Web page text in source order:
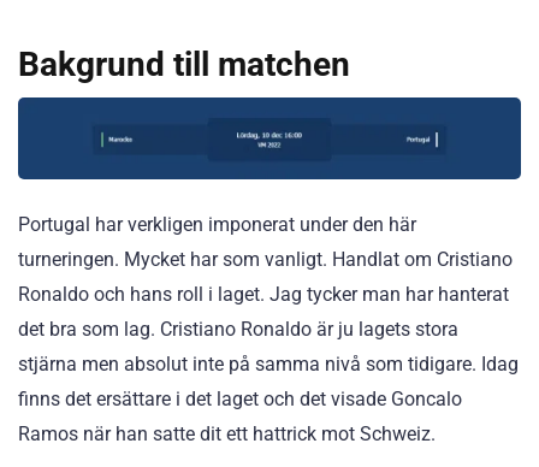
Bakgrund till matchen
Portugal har verkligen imponerat under den här
turneringen. Mycket har som vanligt. Handlat om Cristiano
Ronaldo och hans roll i laget. Jag tycker man har hanterat
det bra som lag. Cristiano Ronaldo är ju lagets stora
stjärna men absolut inte på samma nivå som tidigare. Idag
finns det ersättare i det laget och det visade Goncalo
Ramos när han satte dit ett hattrick mot Schweiz.